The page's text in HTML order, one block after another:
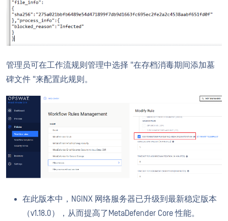
管理员可在工作流规则管理中选择 "在存档消毒期间添加墓
碑文件 "来配置此规则。
在此版本中，NGINX 网络服务器已升级到最新稳定版本
（v1.18.0），从而提高了MetaDefender Core 性能。